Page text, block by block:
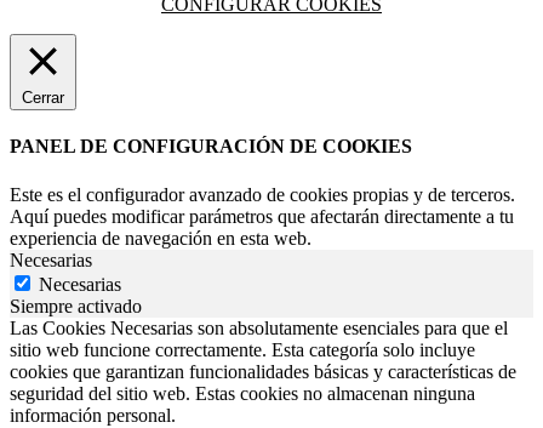
CONFIGURAR COOKIES
Cerrar
PANEL DE CONFIGURACIÓN DE COOKIES
Este es el configurador avanzado de cookies propias y de terceros.
Aquí puedes modificar parámetros que afectarán directamente a tu
experiencia de navegación en esta web.
Necesarias
Necesarias
Siempre activado
Las Cookies Necesarias son absolutamente esenciales para que el
sitio web funcione correctamente. Esta categoría solo incluye
cookies que garantizan funcionalidades básicas y características de
seguridad del sitio web. Estas cookies no almacenan ninguna
información personal.